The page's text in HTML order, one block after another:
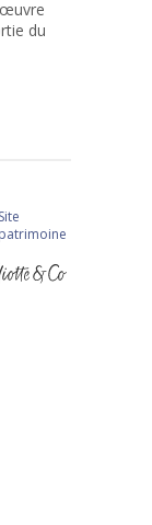
du
Site
patrimoine